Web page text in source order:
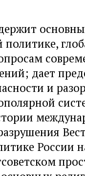
дает
и
России